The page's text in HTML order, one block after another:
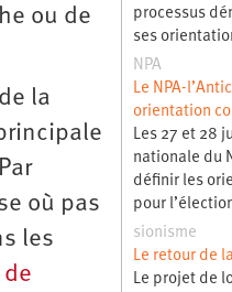
ou de
la
où pas
les
de
processus
ses
NPA
Le NPA-
orientation
Les 27 et 28
nationale du
définir les
pour
sionisme
Le retour de
Le projet de